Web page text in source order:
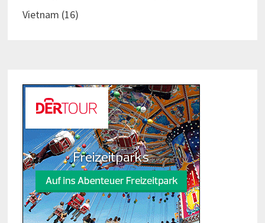
Vietnam (16)